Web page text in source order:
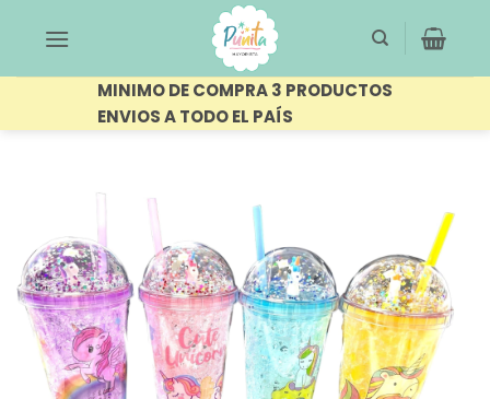
MINIMO DE COMPRA 3 PRODUCTOS
ENVIOS A TODO EL PAÍS